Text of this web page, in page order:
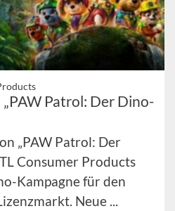
Patrol: Der Dino-
„PAW Patrol: Der
Consumer Products
Kampagne für den
Neue ...